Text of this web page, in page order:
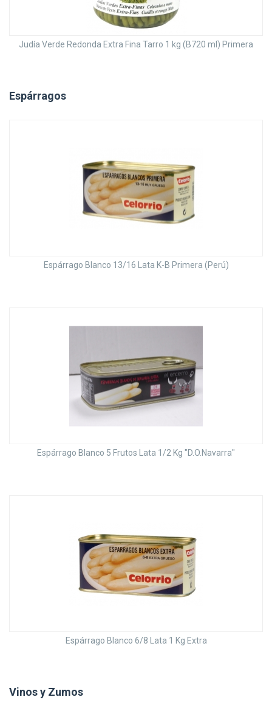
Judía Verde Redonda Extra Fina Tarro 1 kg (B720 ml) Primera
Espárragos
Espárrago Blanco 13/16 Lata K-B Primera (Perú)
Espárrago Blanco 5 Frutos Lata 1/2 Kg "D.O.Navarra"
Espárrago Blanco 6/8 Lata 1 Kg Extra
Vinos y Zumos